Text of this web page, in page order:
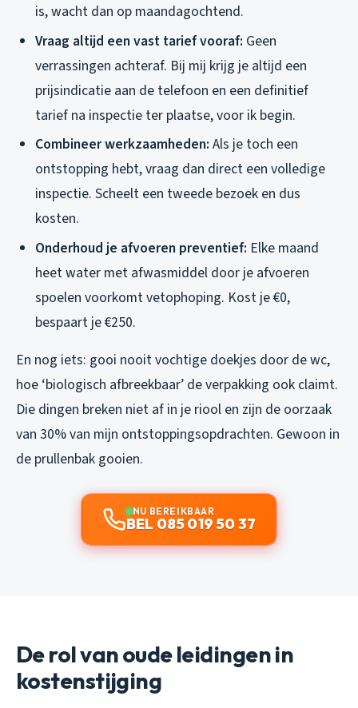
is, wacht dan op maandagochtend.
Vraag altijd een vast tarief vooraf: Geen
verrassingen achteraf. Bij mij krijg je altijd een
prijsindicatie aan de telefoon en een definitief
tarief na inspectie ter plaatse, voor ik begin.
Combineer werkzaamheden: Als je toch een
ontstopping hebt, vraag dan direct een volledige
inspectie. Scheelt een tweede bezoek en dus
kosten.
Onderhoud je afvoeren preventief: Elke maand
heet water met afwasmiddel door je afvoeren
spoelen voorkomt vetophoping. Kost je €0,
bespaart je €250.
En nog iets: gooi nooit vochtige doekjes door de wc,
hoe ‘biologisch afbreekbaar’ de verpakking ook claimt.
Die dingen breken niet af in je riool en zijn de oorzaak
van 30% van mijn ontstoppingsopdrachten. Gewoon in
de prullenbak gooien.
NU BEREIKBAAR
BEL 085 019 50 37
De rol van oude leidingen in
kostenstijging